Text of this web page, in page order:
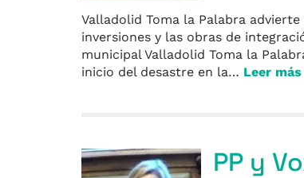
Valladolid Toma la Palabra
inversiones y las obras de
municipal Valladolid Toma la
inicio del desastre en la… Leer
PP y